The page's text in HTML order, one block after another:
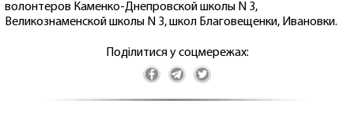
волонтеров Каменко-Днепровской школы N 3,
Великознаменской школы N 3, школ Благовещенки, Ивановки.
Поділитися у соцмережах: